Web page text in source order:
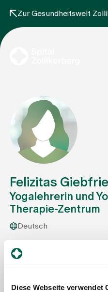
Diese Webseite verwendet
Zur Gesundheitswelt
Fachbereiche
Aufenthalt
Team
Felizitas
Yogalehrerin und
Therapie-Zentrum
Deutsch
Spital Zollikerberg
Departement
Beratung
Trichtenhauserstrasse 20